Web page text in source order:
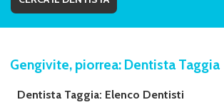
Gengivite, piorrea: Dentista Taggia
Dentista Taggia: Elenco Dentisti